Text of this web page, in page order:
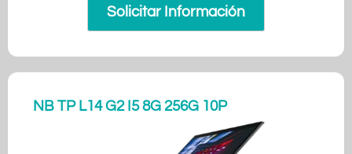
Solicitar Información
NB TP L14 G2 I5 8G 256G 10P